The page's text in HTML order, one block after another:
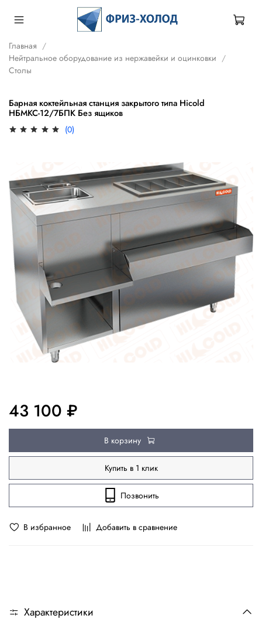
Главная
Нейтральное оборудование из нержавейки и оцинковки
Столы
Барная коктейльная станция закрытого типа Hicold
НБМКС-12/7БПК Без ящиков
(0)
В избранное Добавить в сравнение
43 100 ₽
В корзину
Купить в 1 клик
Позвонить
Характеристики